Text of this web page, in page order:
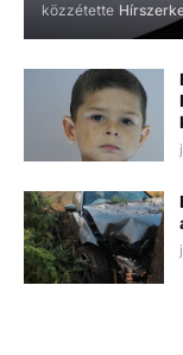
közzétette